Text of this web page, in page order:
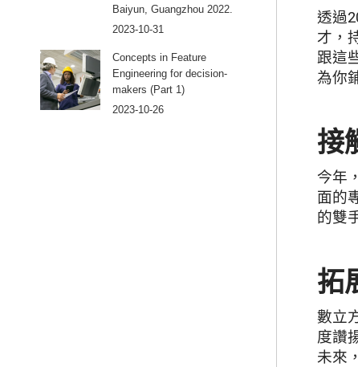
透過
才，
跟這
為你
接
今年
面的
的雙
拓
數立
度讚
未來
Baiyun, Guangzhou 2022.
2023-10-31
Concepts in Feature
Engineering for decision-
makers (Part 1)
2023-10-26